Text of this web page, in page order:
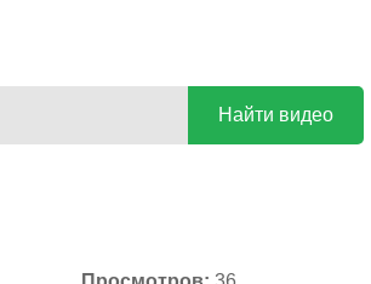
Найти видео